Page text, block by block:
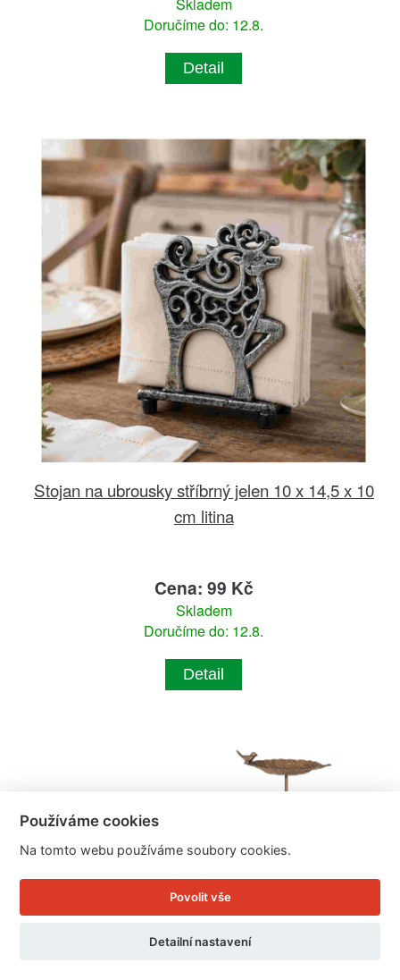
Doručíme do: 12.8.
Detail
Stojan na ubrousky stříbrný jelen 10 x 14,5 x 10
cm litina
Cena: 99 Kč
Skladem
Doručíme do: 12.8.
Detail
Používáme cookies
Na tomto webu používáme soubory cookies.
Povolit vše
Detailní nastavení